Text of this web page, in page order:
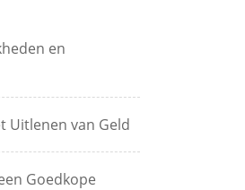
en
Uitlenen van Geld
Goedkope